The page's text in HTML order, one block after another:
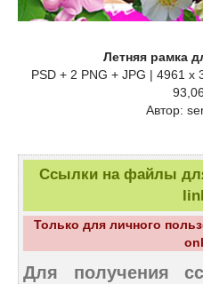
Летняя рамка
PSD + 2 PNG + JPG | 4961
Автор:
Ссылки на файлы для
Только для личного
Для получения